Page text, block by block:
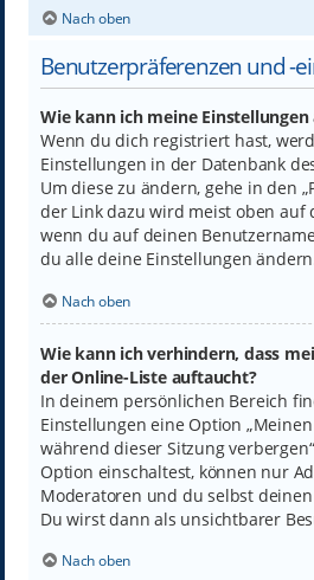
Nach oben
Benutzerpräferenzen und -
Wie kann ich meine Einstellungen
Wenn du dich registriert hast,
Einstellungen in der Datenbank
Um diese zu ändern, gehe in den
der Link dazu wird meist oben auf
wenn du auf deinen
du alle deine Einstellungen
Nach oben
Wie kann ich verhindern, dass
der Online-Liste auftaucht?
In deinem persönlichen Bereich
Einstellungen eine Option
während dieser Sitzung
Option einschaltest, können nur
Moderatoren und du selbst
Du wirst dann als unsichtbarer
Nach oben